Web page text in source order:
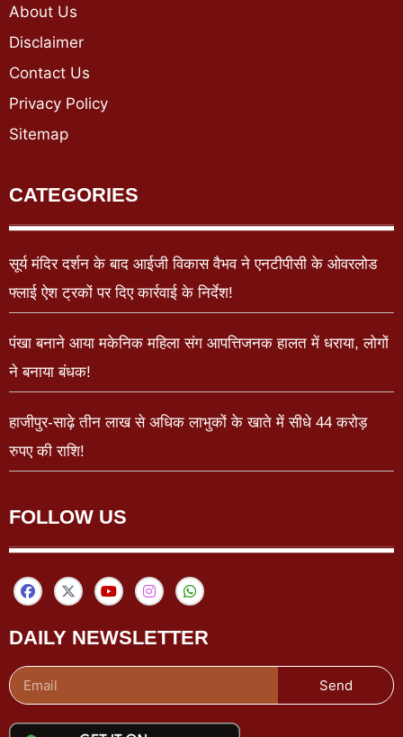
About Us
Disclaimer
Contact Us
Privacy Policy
Sitemap
CATEGORIES
सूर्य मंदिर दर्शन के बाद आईजी विकास वैभव ने एनटीपीसी के ओवरलोड
फ्लाई ऐश ट्रकों पर दिए कार्रवाई के निर्देश!
पंखा बनाने आया मकेनिक महिला संग आपत्तिजनक हालत में धराया, लोगों
ने बनाया बंधक!
हाजीपुर-साढ़े तीन लाख से अधिक लाभुकों के खाते में सीधे 44 करोड़
रुपए की राशि!
FOLLOW US
DAILY NEWSLETTER
Send